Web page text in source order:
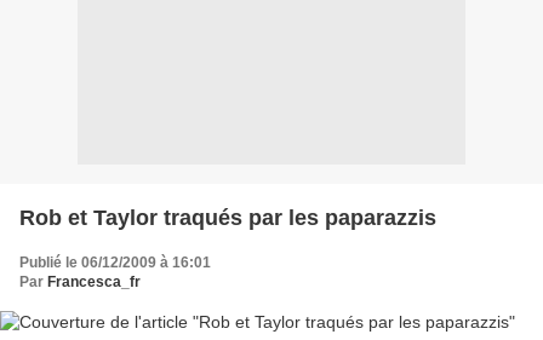
Rob et Taylor traqués par les paparazzis
Publié le 06/12/2009 à 16:01
Par Francesca_fr